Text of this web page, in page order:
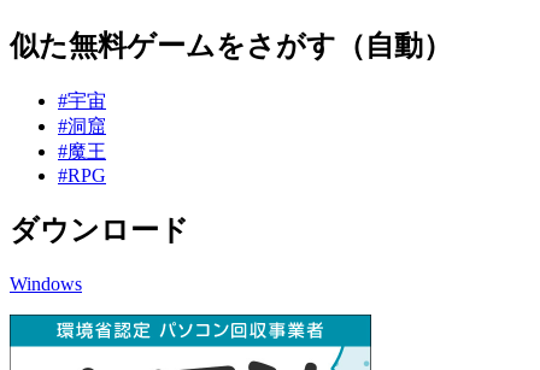
似た無料ゲームをさがす（自動）
#宇宙
#洞窟
#魔王
#RPG
ダウンロード
Windows